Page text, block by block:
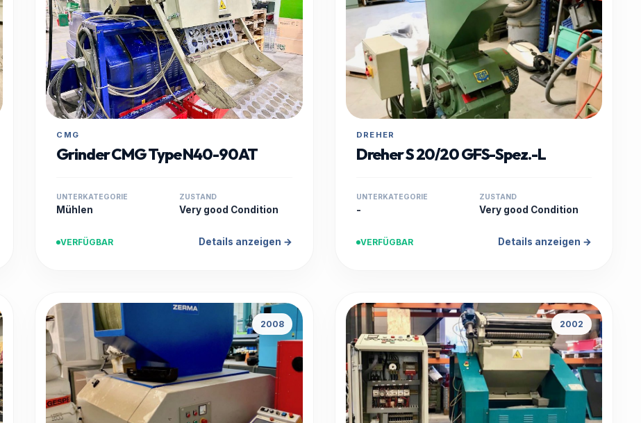
CMG
Grinder CMG Type N40-90AT
UNTERKATEGORIE
Mühlen
ZUSTAND
Very good Condition
VERFÜGBAR Details anzeigen →
DREHER
Dreher S 20/20 GFS-Spez.-L
UNTERKATEGORIE
-
ZUSTAND
Very good Condition
VERFÜGBAR Details anzeigen →
2008 2002